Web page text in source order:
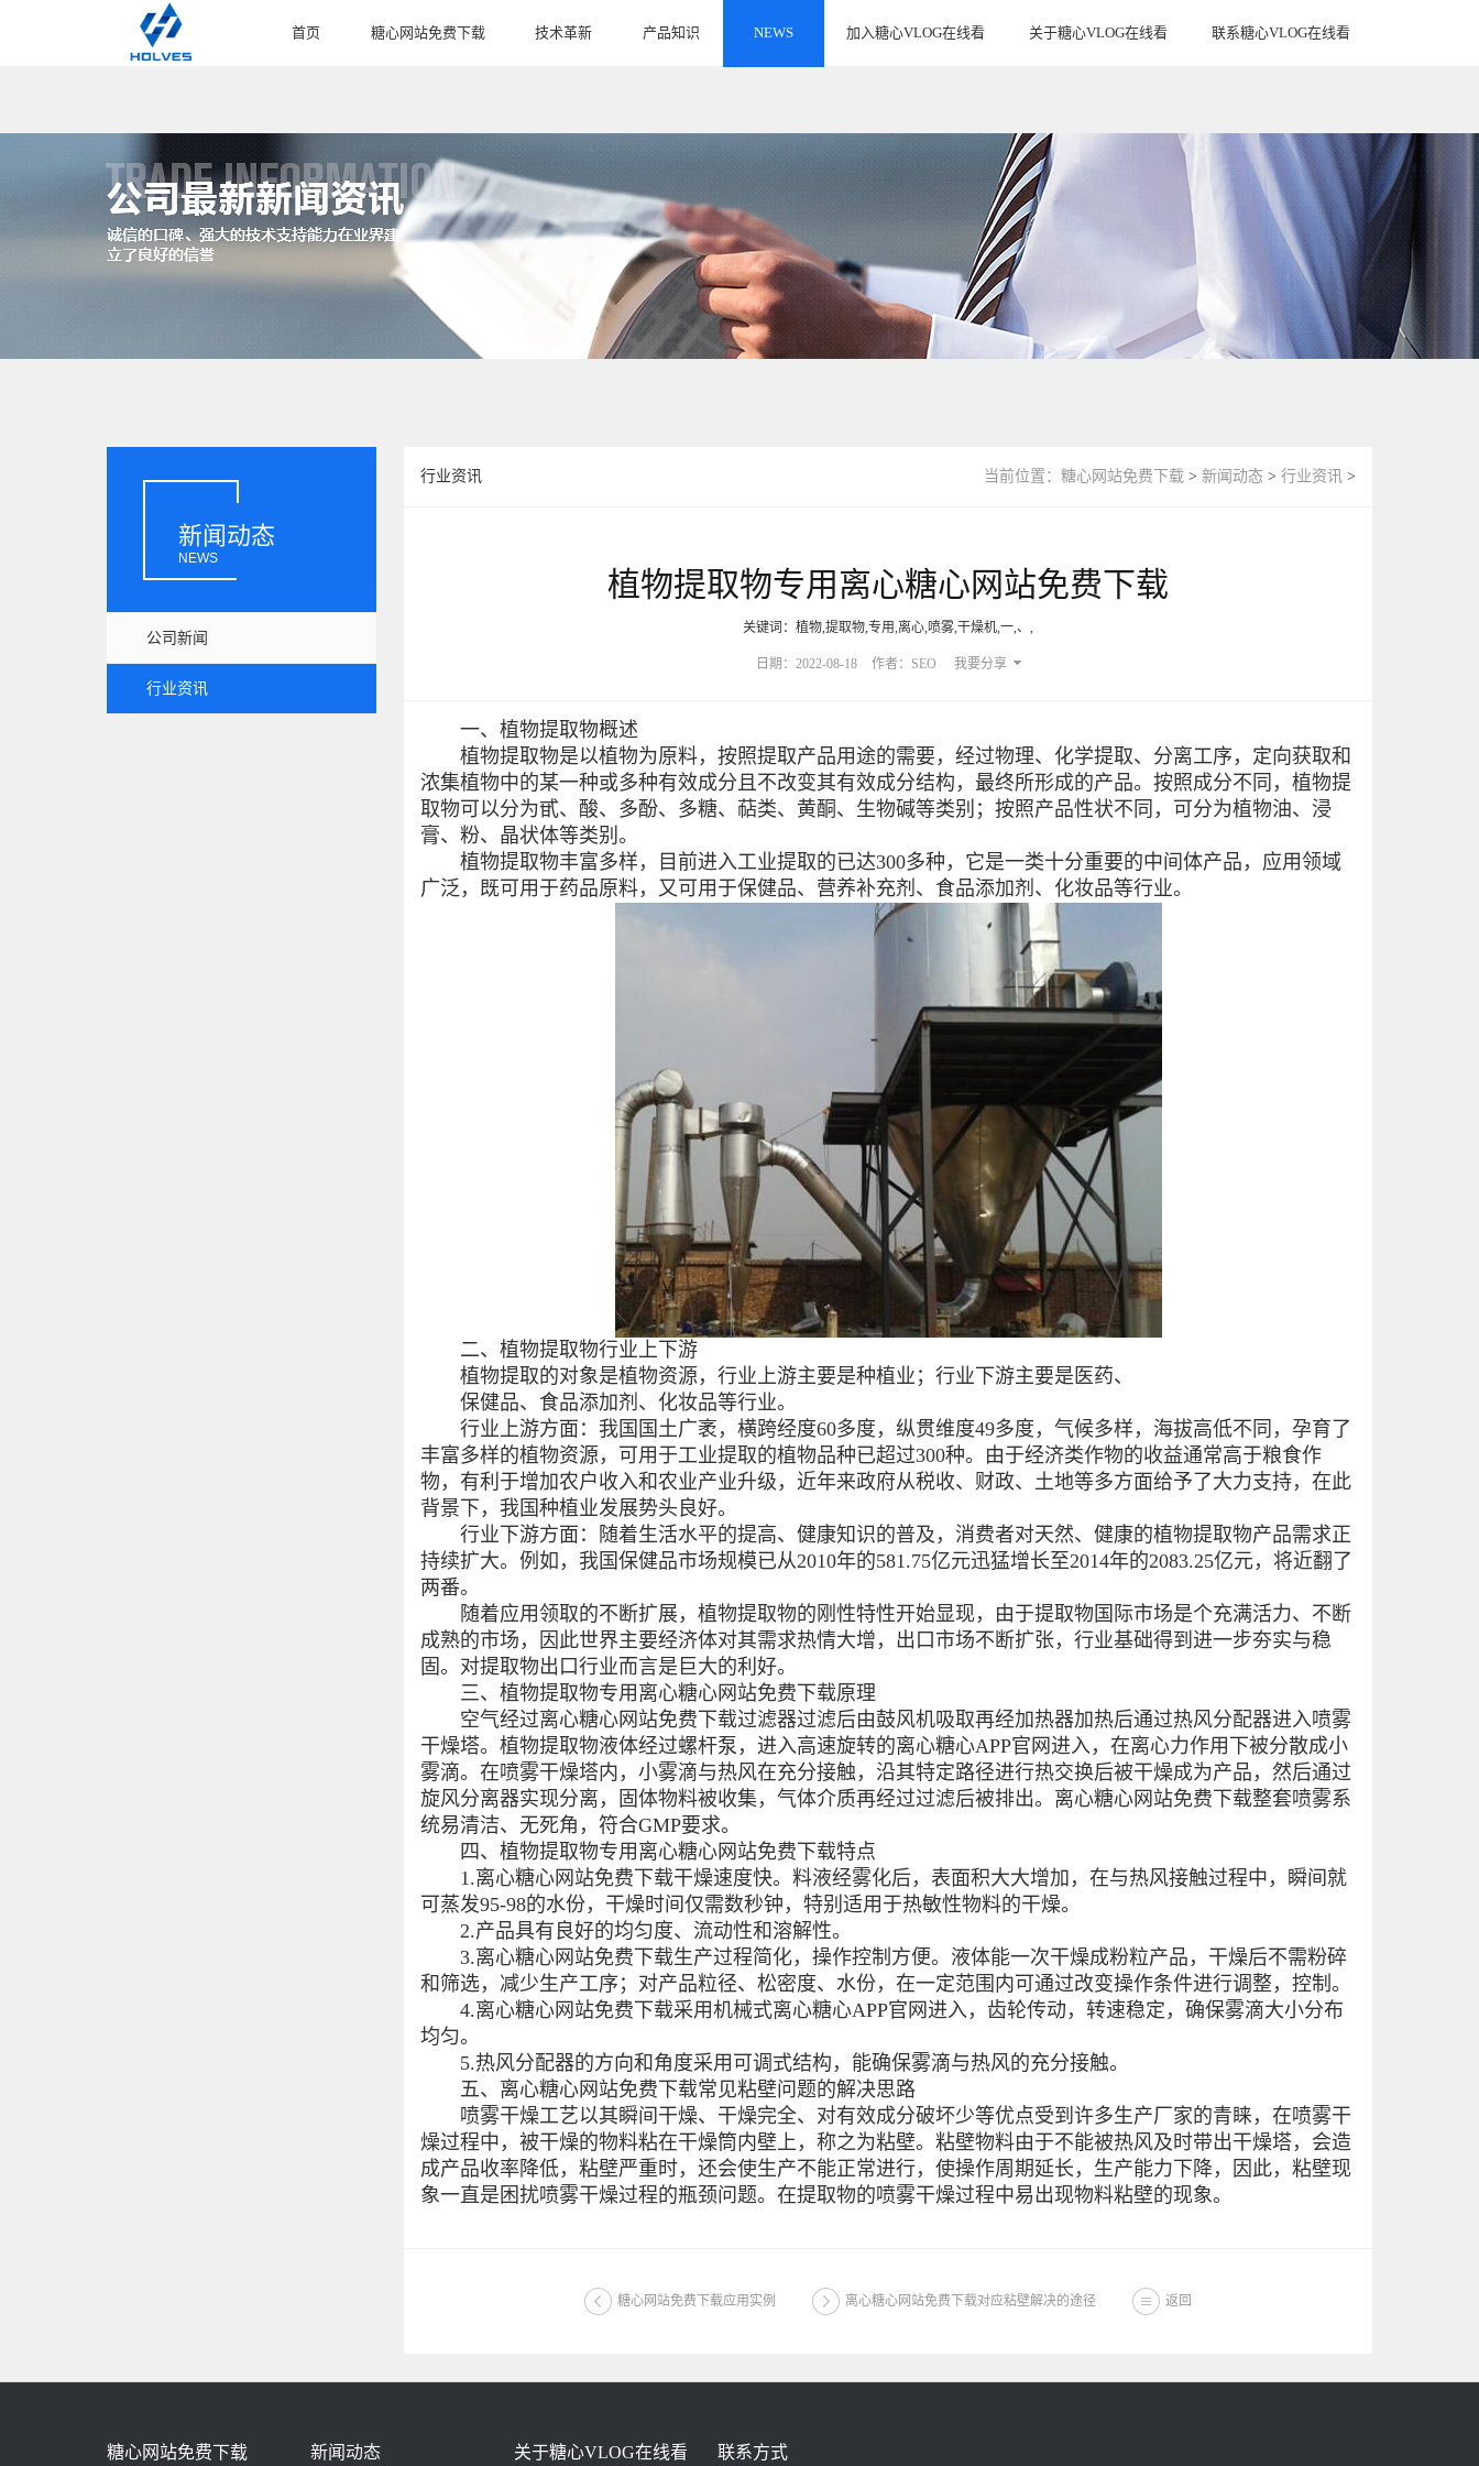
首页 糖心网站免费下载 技术革新 产品知识 NEWS 加入糖心VLOG在线看 关于糖心VLOG在线看 联系糖心VLOG在线看
新闻动态
NEWS
公司新闻
行业资讯
行业资讯 当前位置： 糖心网站免费下载 > 新闻动态 > 行业资讯 >
植物提取物专用离心糖心网站免费下载
关键词：植物,提取物,专用,离心,喷雾,干燥机,一,、,
日期：2022-08-18 作者：SEO 我要分享
一、植物提取物概述
植物提取物是以植物为原料，按照提取产品用途的需要，经过物理、化学提取、分离工序，定向获取和
浓集植物中的某一种或多种有效成分且不改变其有效成分结构，最终所形成的产品。按照成分不同，植物提
取物可以分为甙、酸、多酚、多糖、萜类、黄酮、生物碱等类别；按照产品性状不同，可分为植物油、浸
膏、粉、晶状体等类别。
植物提取物丰富多样，目前进入工业提取的已达300多种，它是一类十分重要的中间体产品，应用领域
广泛，既可用于药品原料，又可用于保健品、营养补充剂、食品添加剂、化妆品等行业。
二、植物提取物行业上下游
植物提取的对象是植物资源，行业上游主要是种植业；行业下游主要是医药、
保健品、食品添加剂、化妆品等行业。
行业上游方面：我国国土广袤，横跨经度60多度，纵贯维度49多度，气候多样，海拔高低不同，孕育了
丰富多样的植物资源，可用于工业提取的植物品种已超过300种。由于经济类作物的收益通常高于粮食作
物，有利于增加农户收入和农业产业升级，近年来政府从税收、财政、土地等多方面给予了大力支持，在此
背景下，我国种植业发展势头良好。
行业下游方面：随着生活水平的提高、健康知识的普及，消费者对天然、健康的植物提取物产品需求正
持续扩大。例如，我国保健品市场规模已从2010年的581.75亿元迅猛增长至2014年的2083.25亿元，将近翻了
两番。
随着应用领取的不断扩展，植物提取物的刚性特性开始显现，由于提取物国际市场是个充满活力、不断
成熟的市场，因此世界主要经济体对其需求热情大增，出口市场不断扩张，行业基础得到进一步夯实与稳
固。对提取物出口行业而言是巨大的利好。
三、植物提取物专用离心糖心网站免费下载原理
空气经过离心糖心网站免费下载过滤器过滤后由鼓风机吸取再经加热器加热后通过热风分配器进入喷雾
干燥塔。植物提取物液体经过螺杆泵，进入高速旋转的离心糖心APP官网进入，在离心力作用下被分散成小
雾滴。在喷雾干燥塔内，小雾滴与热风在充分接触，沿其特定路径进行热交换后被干燥成为产品，然后通过
旋风分离器实现分离，固体物料被收集，气体介质再经过过滤后被排出。离心糖心网站免费下载整套喷雾系
统易清洁、无死角，符合GMP要求。
四、植物提取物专用离心糖心网站免费下载特点
1.离心糖心网站免费下载干燥速度快。料液经雾化后，表面积大大增加，在与热风接触过程中，瞬间就
可蒸发95-98的水份，干燥时间仅需数秒钟，特别适用于热敏性物料的干燥。
2.产品具有良好的均匀度、流动性和溶解性。
3.离心糖心网站免费下载生产过程简化，操作控制方便。液体能一次干燥成粉粒产品，干燥后不需粉碎
和筛选，减少生产工序；对产品粒径、松密度、水份，在一定范围内可通过改变操作条件进行调整，控制。
4.离心糖心网站免费下载采用机械式离心糖心APP官网进入，齿轮传动，转速稳定，确保雾滴大小分布
均匀。
5.热风分配器的方向和角度采用可调式结构，能确保雾滴与热风的充分接触。
五、离心糖心网站免费下载常见粘壁问题的解决思路
喷雾干燥工艺以其瞬间干燥、干燥完全、对有效成分破坏少等优点受到许多生产厂家的青睐，在喷雾干
燥过程中，被干燥的物料粘在干燥筒内壁上，称之为粘壁。粘壁物料由于不能被热风及时带出干燥塔，会造
成产品收率降低，粘壁严重时，还会使生产不能正常进行，使操作周期延长，生产能力下降，因此，粘壁现
象一直是困扰喷雾干燥过程的瓶颈问题。在提取物的喷雾干燥过程中易出现物料粘壁的现象。
糖心网站免费下载应用实例 离心糖心网站免费下载对应粘壁解决的途径 返回
糖心网站免费下载 新闻动态 关于糖心VLOG在线看 联系方式